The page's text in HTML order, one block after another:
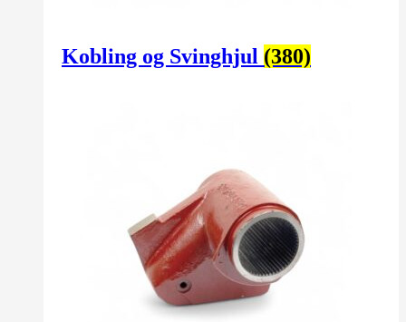
Kobling og Svinghjul (380)